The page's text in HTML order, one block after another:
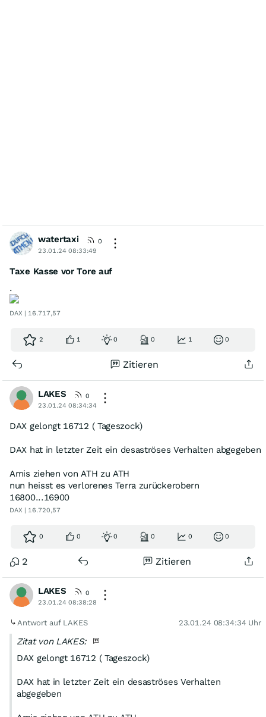
watertaxi
0
23.01.24 08:33:49
Taxe Kasse vor Tore auf
.
DAX | 16.717,57
2 1 0 0 1 0
Zitieren
LAKES
0
23.01.24 08:34:34
DAX gelongt 16712 ( Tageszock)
DAX hat in letzter Zeit ein desaströses Verhalten abgegeben
Amis ziehen von ATH zu ATH
nun heisst es verlorenes Terra zurückerobern
16800...16900
DAX | 16.720,57
0 0 0 0 0 0
2 Zitieren
LAKES
0
23.01.24 08:38:28
Antwort auf LAKES 23.01.24 08:34:34 Uhr
Zitat von LAKES:
DAX gelongt 16712 ( Tageszock)
DAX hat in letzter Zeit ein desaströses Verhalten
abgegeben